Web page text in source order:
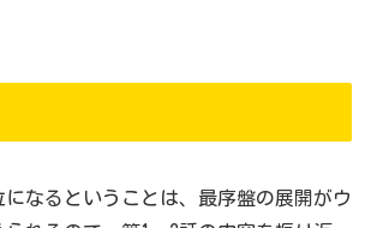
になるということは、最序盤の展開がウ